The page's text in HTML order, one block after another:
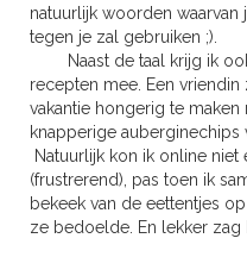
natuurlijk woorden
tegen je zal gebruiken ;).
Naast de taal krijg ik
recepten mee. Een
vakantie hongerig te
knapperige auberginechips
Natuurlijk kon ik online niet
(frustrerend), pas toen ik
bekeek van de eettentjes
ze bedoelde. En lekker zag